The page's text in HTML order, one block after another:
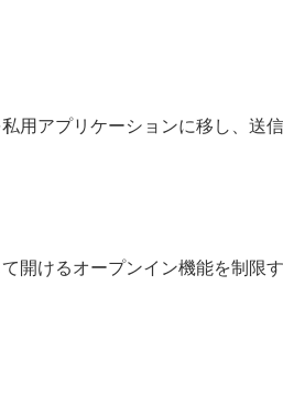
用アプリケーションに移し、送
開けるオープンイン機能を制限す